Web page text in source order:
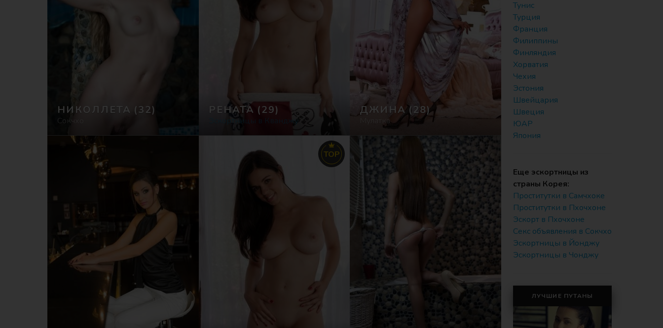
НИКОЛЛЕТА (32)
Сокчхо
РЕНАТА (29)
Эскортницы в Кванджу
ДЖИНА (28)
Мулатка
TOP
Тунис
Турция
Франция
Филиппины
Финляндия
Хорватия
Чехия
Эстония
Швейцария
Швеция
ЮАР
Япония
Еще эскортницы из
страны Корея:
Проститутки в Самчхоке
Проститутки в Пхочхоне
Эскорт в Пхочхоне
Секс объявления в Сокчхо
Эскортницы в Йонджу
Эскортницы в Чонджу
ЛУЧШИЕ ПУТАНЫ